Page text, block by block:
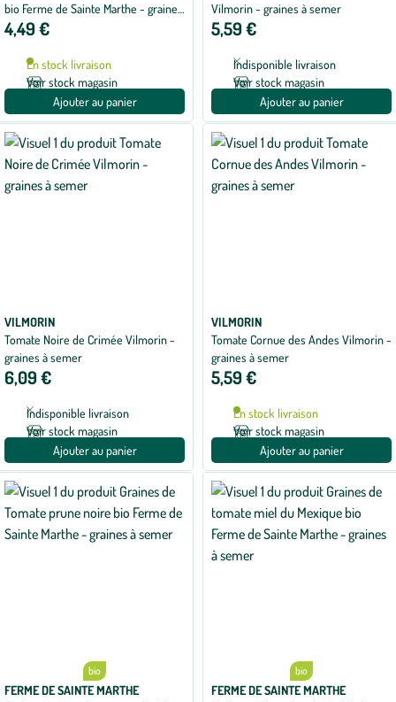
bio Ferme de Sainte Marthe - graines
à semer
4,49 €
En stock livraison
Voir stock magasin
Ajouter au panier
Vilmorin - graines à semer
5,59 €
Indisponible livraison
Voir stock magasin
Ajouter au panier
VILMORIN
Tomate Noire de Crimée Vilmorin -
graines à semer
6,09 €
Indisponible livraison
Voir stock magasin
Ajouter au panier
VILMORIN
Tomate Cornue des Andes Vilmorin -
graines à semer
5,59 €
En stock livraison
Voir stock magasin
Ajouter au panier
bio
FERME DE SAINTE MARTHE
bio
FERME DE SAINTE MARTHE